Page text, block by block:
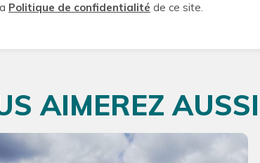
Politique de confidentialité de ce site.
AIMEREZ AUSSI